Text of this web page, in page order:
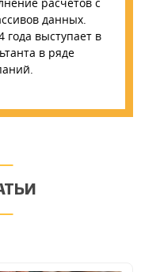
данных.
года выступает в
в ряде